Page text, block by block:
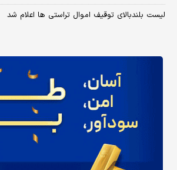
لیست بلندبالای توقیف اموال تراستی ها اعلام شد